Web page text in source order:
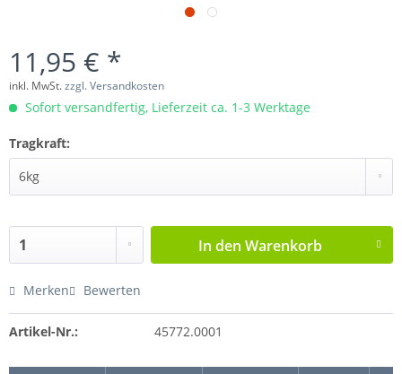
11,95 € *
inkl. MwSt.zzgl. Versandkosten
Sofort versandfertig, Lieferzeit ca. 1-3 Werktage
Tragkraft:
In den Warenkorb
Merken Bewerten
Artikel-Nr.: 45772.0001